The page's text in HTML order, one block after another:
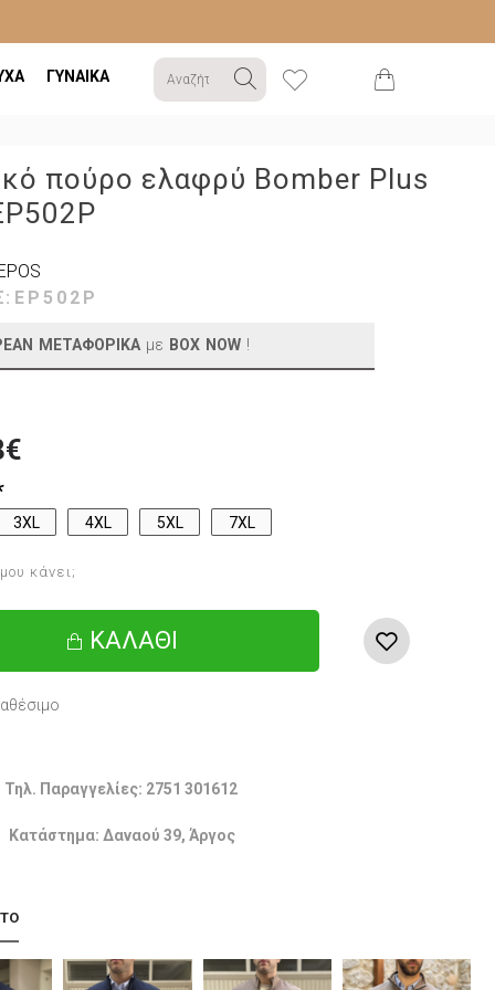
ΓΥΝΑΙΚΑ
πούρο ελαφρύ Bomber Plus
ΜΕΤΑΦΟΡΙΚΑ με BOX NOW !
EP502P
3XL 4XL 5XL 7XL
ΚΑΛΆΘΙ
κάνει;
Τηλ. Παραγγελίες: 2751 301612
Κατάστημα: Δαναού 39, Άργος